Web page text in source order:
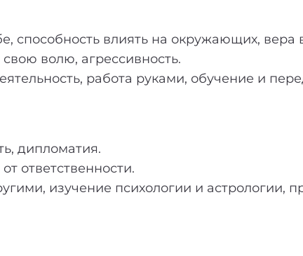
способность влиять на окружающих, вера
волю, агрессивность.
работа руками, обучение и
дипломатия.
ответственности.
изучение психологии и астрологии,